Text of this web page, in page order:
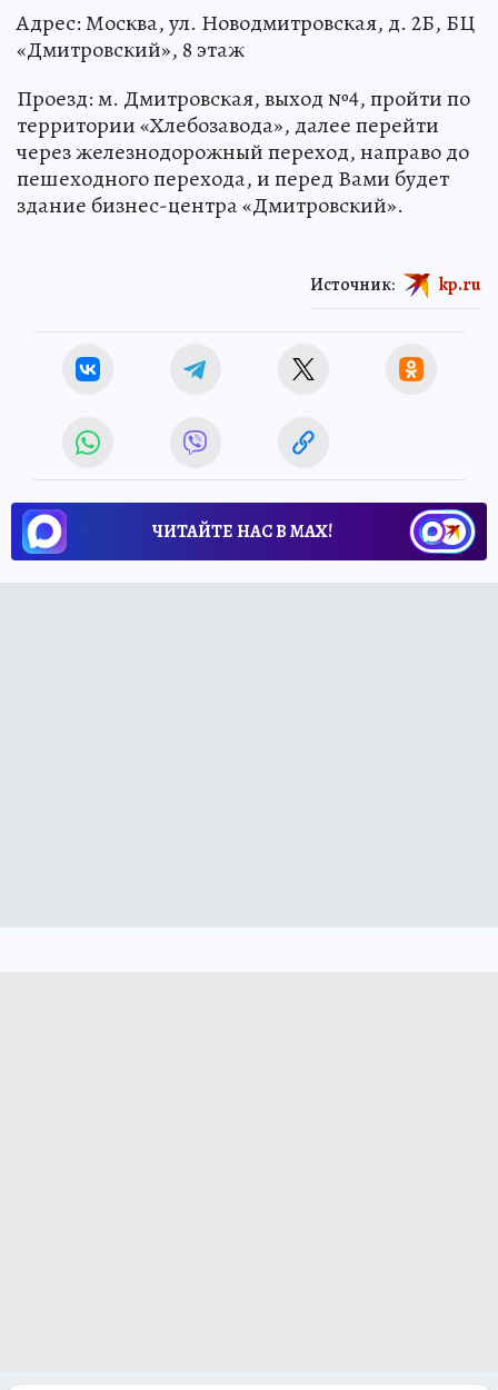
Адрес: Москва, ул. Новодмитровская, д. 2Б, БЦ
«Дмитровский», 8 этаж
Проезд: м. Дмитровская, выход №4, пройти по
территории «Хлебозавода», далее перейти
через железнодорожный переход, направо до
пешеходного перехода, и перед Вами будет
здание бизнес-центра «Дмитровский».
Источник: kp.ru
ЧИТАЙТЕ НАС В МАХ!